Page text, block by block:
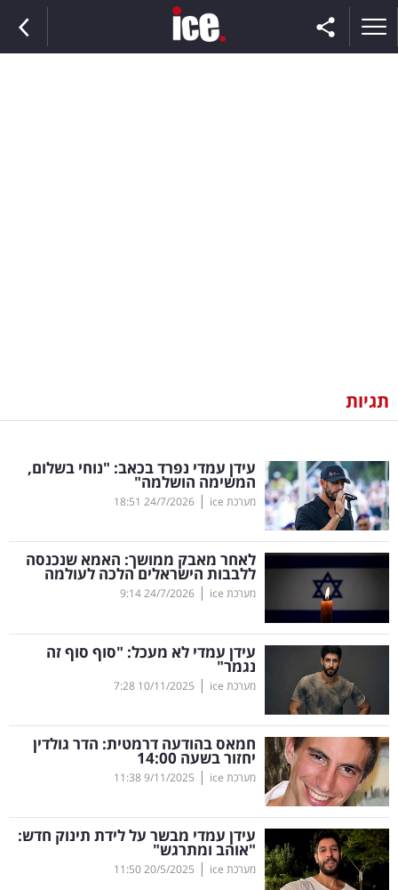
וצרכנות
דיגיטל
וטק
שיווק
ופרסום
משפט
מדדים
ומחקרים
דעות
רכילות
עסקית
קריפטו
ויראלי
תגיות
עידן עמדי נפרד בכאב: "נוחי בשלום,
המשימה הושלמה"
מערכת ice |
24/7/2026
18:51
לאחר מאבק ממושך: האמא שנכנסה
ללבבות הישראלים הלכה לעולמה
מערכת ice |
24/7/2026
9:14
עידן עמדי לא מעכל: "סוף סוף זה
נגמר"
מערכת ice |
10/11/2025
7:28
חמאס בהודעה דרמטית: הדר גולדין
יחזור בשעה 14:00
מערכת ice |
9/11/2025
11:38
עידן עמדי מבשר על לידת תינוק חדש:
"אוהב ומתרגש"
מערכת ice |
20/5/2025
11:50